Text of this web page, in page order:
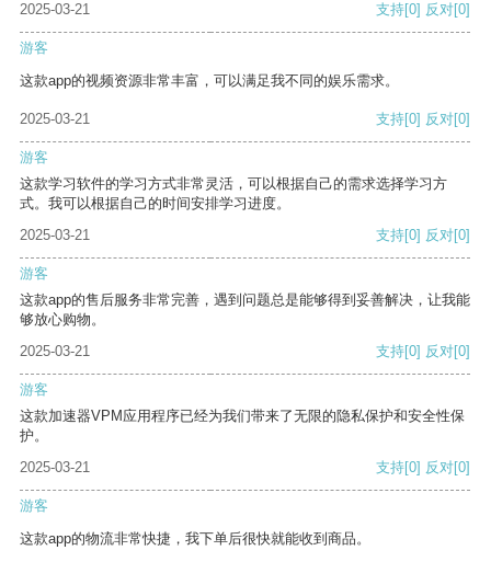
2025-03-21 支持[0] 反对[0]
游客
这款app的视频资源非常丰富，可以满足我不同的娱乐需求。
2025-03-21 支持[0] 反对[0]
游客
这款学习软件的学习方式非常灵活，可以根据自己的需求选择学习方
式。我可以根据自己的时间安排学习进度。
2025-03-21
支持[0] 反对[0]
游客
这款app的售后服务非常完善，遇到问题总是能够得到妥善解决，让我能
够放心购物。
2025-03-21
支持[0] 反对[0]
游客
这款加速器VPM应用程序已经为我们带来了无限的隐私保护和安全性保
护。
2025-03-21
支持[0] 反对[0]
游客
这款app的物流非常快捷，我下单后很快就能收到商品。